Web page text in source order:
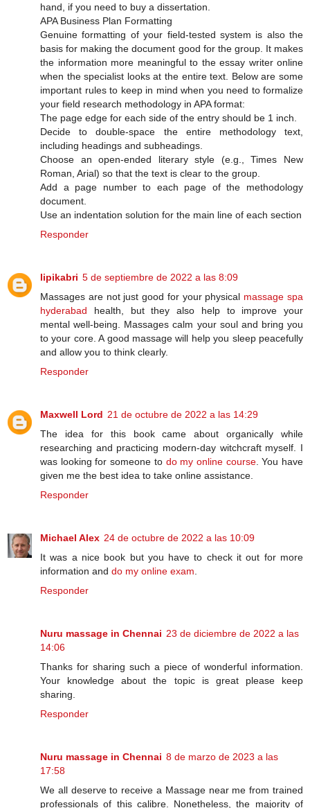
hand, if you need to buy a dissertation.
APA Business Plan Formatting
Genuine formatting of your field-tested system is also the
basis for making the document good for the group. It makes
the information more meaningful to the essay writer online
when the specialist looks at the entire text. Below are some
important rules to keep in mind when you need to formalize
your field research methodology in APA format:
The page edge for each side of the entry should be 1 inch.
Decide to double-space the entire methodology text,
including headings and subheadings.
Choose an open-ended literary style (e.g., Times New
Roman, Arial) so that the text is clear to the group.
Add a page number to each page of the methodology
document.
Use an indentation solution for the main line of each section
Responder
lipikabri 5 de septiembre de 2022 a las 8:09
Massages are not just good for your physical massage spa
hyderabad health, but they also help to improve your
mental well-being. Massages calm your soul and bring you
to your core. A good massage will help you sleep peacefully
and allow you to think clearly.
Responder
Maxwell Lord 21 de octubre de 2022 a las 14:29
The idea for this book came about organically while
researching and practicing modern-day witchcraft myself. I
was looking for someone to do my online course. You have
given me the best idea to take online assistance.
Responder
Michael Alex 24 de octubre de 2022 a las 10:09
It was a nice book but you have to check it out for more
information and do my online exam
Responder
Nuru massage in Chennai 23 de diciembre de 2022 a las
14:06
Thanks for sharing such a piece of wonderful information.
Your knowledge about the topic is great please keep
sharing.
Responder
Nuru massage in Chennai 8 de marzo de 2023 a las
17:58
We all deserve to receive a Massage near me from trained
professionals of this calibre. Nonetheless, the majority of